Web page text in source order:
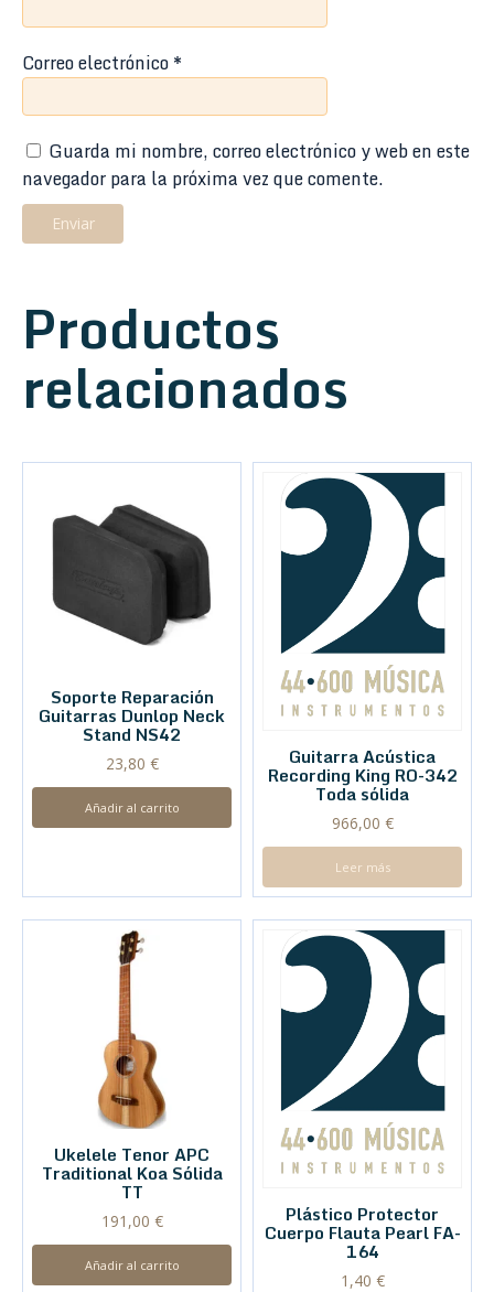
Correo electrónico*
Guarda mi nombre, correo electrónico y web en este
navegador para la próxima vez que comente.
Productos
relacionados
Soporte Reparación
Guitarras Dunlop Neck
Stand NS42
23,80 €
Añadir al carrito
Guitarra Acústica
Recording King RO-342
Toda sólida
966,00 €
Leer más
Ukelele Tenor APC
Traditional Koa Sólida
TT
191,00 €
Añadir al carrito
Plástico Protector
Cuerpo Flauta Pearl FA-
164
1,40 €